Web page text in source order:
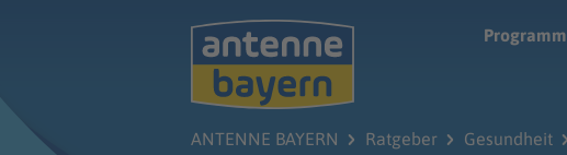
Programm
ANTENNE BAYERN Ratgeber Gesundheit